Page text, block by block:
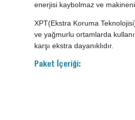
enerjisi kaybolmaz ve
XPT(Ekstra Koruma
ve yağmurlu ortamlarda
karşı ekstra dayanıklıdır.
Paket İçeriği: